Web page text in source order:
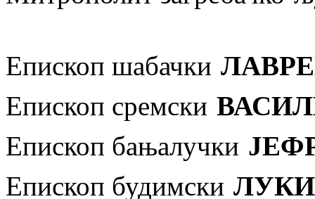
Епископ шабачки
Епископ сремски
Епископ бањалучки
Епископ будимски